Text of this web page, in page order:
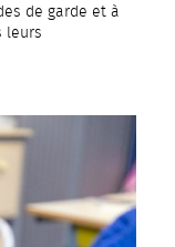
de garde et à
leurs